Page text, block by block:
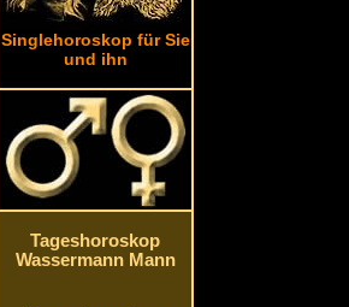
Singlehoroskop für Sie
und ihn
Tageshoroskop
Wassermann Mann